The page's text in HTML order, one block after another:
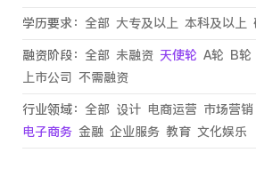
学历要求： 全部 大专及以上 本科及以上
融资阶段： 全部 未融资 天使轮 A轮 B轮
上市公司 不需融资
行业领域： 全部 设计 电商运营 市场营销
电子商务 金融 企业服务 教育 文化娱乐